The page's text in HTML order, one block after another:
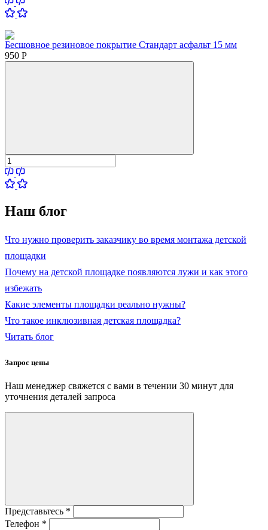
Бесшовное резиновое покрытие Стандарт асфальт 15 мм
950 Р
Наш блог
Что нужно проверить заказчику во время монтажа детской
площадки
Почему на детской площадке появляются лужи и как этого
избежать
Какие элементы площадки реально нужны?
Что такое инклюзивная детская площадка?
Читать блог
Запрос цены
Наш менеджер свяжется с вами в течении 30 минут для
уточнения деталей запроса
Представьтесь *
Телефон *